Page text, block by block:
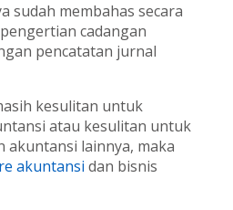
sudah membahas secara
cadangan
pencatatan jurnal
kesulitan untuk
atau kesulitan untuk
akuntansi lainnya, maka
akuntansi dan bisnis